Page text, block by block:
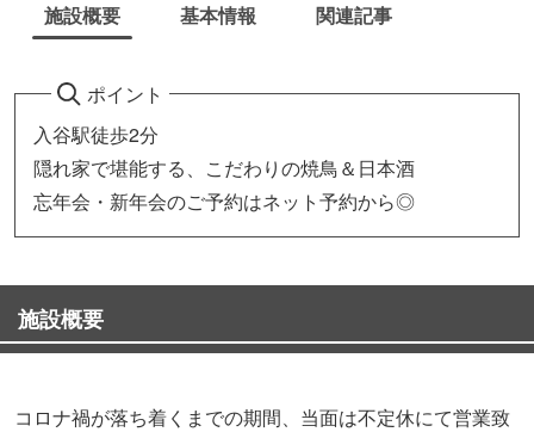
施設概要 基本情報 関連記事
ポイント
入谷駅徒歩2分
隠れ家で堪能する、こだわりの焼鳥＆日本酒
忘年会・新年会のご予約はネット予約から◎
施設概要
コロナ禍が落ち着くまでの期間、当面は不定休にて営業致